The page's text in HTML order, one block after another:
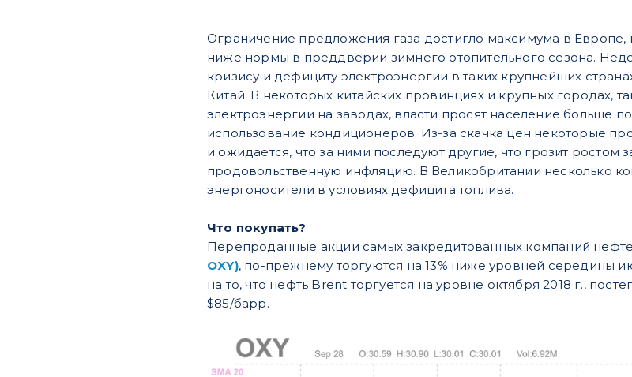
Ограничение предложения газа достигло максимума в Европе,
ниже нормы в преддверии зимнего отопительного сезона.
кризису и дефициту электроэнергии в таких крупнейших
Китай. В некоторых китайских провинциях и крупных городах,
электроэнергии на заводах, власти просят население больше
использование кондиционеров. Из-за скачка цен некоторые
и ожидается, что за ними последуют другие, что грозит
продовольственную инфляцию. В Великобритании несколько
энергоносители в условиях дефицита топлива.
Что покупать?
Перепроданные акции самых закредитованных компаний
OXY), по-прежнему торгуются на 13% ниже уровней середины
на то, что нефть Brent торгуется на уровне октября 2018 г.,
$85/барр.